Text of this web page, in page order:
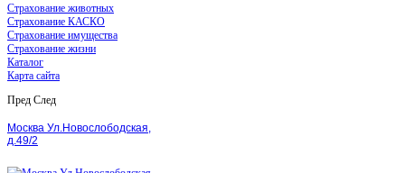
Страхование животных
Страхование КАСКО
Страхование имущества
Страхование жизни
Каталог
Карта сайта
Пред След
Москва Ул.Новослободская,
д.49/2